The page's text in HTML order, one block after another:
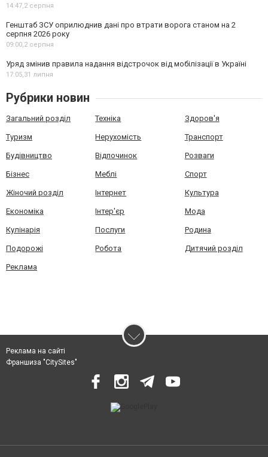
14:47, 2 серпня
Генштаб ЗСУ оприлюднив дані про втрати ворога станом на 2
серпня 2026 року
09:00, 2 серпня
Уряд змінив правила надання відстрочок від мобілізації в Україні
17:05, 31 липня
Рубрики новин
Загальний розділ Техніка Здоров'я
Туризм Нерухомість Транспорт
Будівництво Відпочинок Розваги
Бізнес Меблі Спорт
Жіночий розділ Інтернет Культура
Економіка Інтер'єр Мода
Кулінарія Послуги Родина
Подорожі Робота Дитячий розділ
Реклама
Реклама на сайті
Франшиза "CitySites"